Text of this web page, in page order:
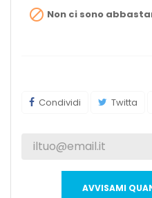
 Non ci sono
Condividi Twitta
AVVISAMI